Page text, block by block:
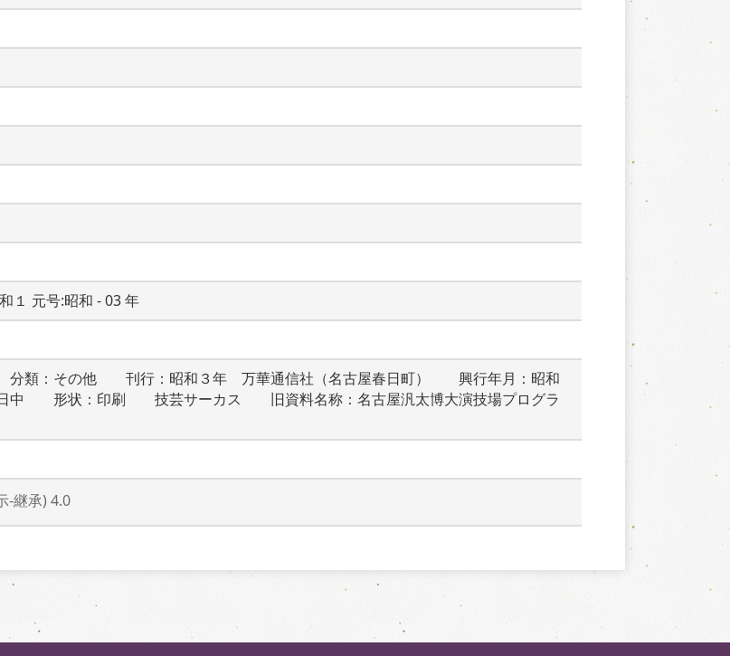
１ 元号:昭和 - 03 年
分類：その他　　刊行：昭和３年　万華通信社（名古屋春日町）　　興行年月：昭和
中　　形状：印刷　　技芸サーカス　　旧資料名称：名古屋汎太博大演技場プログラ
-継承) 4.0